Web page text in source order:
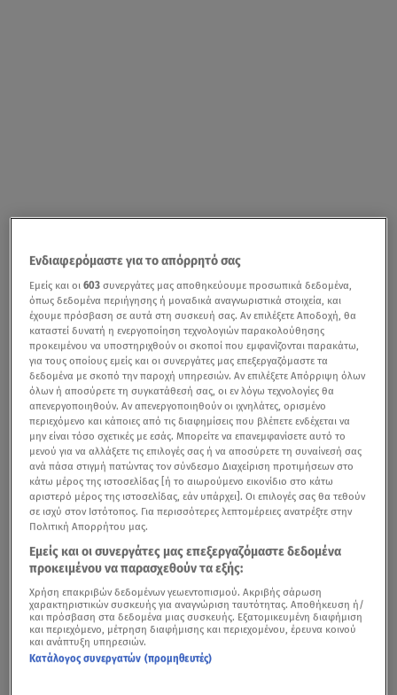
βρέθηκε στα Χανιά, ως τιμώμενος προσκεκλημένος του
13ου Φεστιβάλ Κινηματογράφου Χανίων
. Εκεί μίλησε με
πάθος για τον κινηματογράφο, την πολιτική, την τέχνη,
την τεχνητή νοημοσύνη και τη σύγχρονη κουλτούρα.
Κατά τη διάρκεια συνέντευξης Τύπου διάρκειας 78
Ενδιαφερόμαστε για το απόρρητό σας
Εμείς και οι603 συνεργάτες μας αποθηκεύουμε προσωπικά δεδομένα,
όπως δεδομένα περιήγησης ή μοναδικά αναγνωριστικά στοιχεία, και
έχουμε πρόσβαση σε αυτά στη συσκευή σας. Αν επιλέξετε Αποδοχή, θα
καταστεί δυνατή η ενεργοποίηση τεχνολογιών παρακολούθησης
προκειμένου να υποστηριχθούν οι σκοποί που εμφανίζονται παρακάτω,
για τους οποίους εμείς και οι συνεργάτες μας επεξεργαζόμαστε τα
δεδομένα με σκοπό την παροχή υπηρεσιών. Αν επιλέξετε Απόρριψη όλων
όλων ή αποσύρετε τη συγκατάθεσή σας, οι εν λόγω τεχνολογίες θα
απενεργοποιηθούν. Αν απενεργοποιηθούν οι ιχνηλάτες, ορισμένο
περιεχόμενο και κάποιες από τις διαφημίσεις που βλέπετε ενδέχεται να
μην είναι τόσο σχετικές με εσάς. Μπορείτε να επανεμφανίσετε αυτό το
μενού για να αλλάξετε τις επιλογές σας ή να αποσύρετε τη συναίνεσή σας
ανά πάσα στιγμή πατώντας τον σύνδεσμο Διαχείριση προτιμήσεων στο
κάτω μέρος της ιστοσελίδας [ή το αιωρούμενο εικονίδιο στο κάτω
αριστερό μέρος της ιστοσελίδας, εάν υπάρχει]. Οι επιλογές σας θα τεθούν
σε ισχύ στον Ιστότοπος. Για περισσότερες λεπτομέρειες ανατρέξτε στην
Πολιτική Απορρήτου μας.
Εμείς και οι συνεργάτες μας επεξεργαζόμαστε δεδομένα
προκειμένου να παρασχεθούν τα εξής:
Χρήση επακριβών δεδομένων γεωεντοπισμού. Ακριβής σάρωση
χαρακτηριστικών συσκευής για αναγνώριση ταυτότητας. Αποθήκευση ή/
και πρόσβαση στα δεδομένα μιας συσκευής. Εξατομικευμένη διαφήμιση
και περιεχόμενο, μέτρηση διαφήμισης και περιεχομένου, έρευνα κοινού
και ανάπτυξη υπηρεσιών.
Κατάλογος συνεργατών (προμηθευτές)